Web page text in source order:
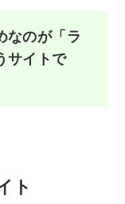
なのが「ラ
サイトで
ト